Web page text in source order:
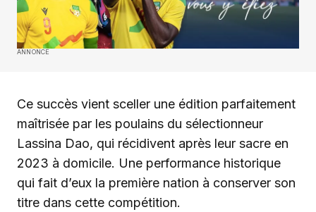
ANNONCE
Ce succès vient sceller une édition parfaitement
maîtrisée par les poulains du sélectionneur
Lassina Dao, qui récidivent après leur sacre en
2023 à domicile. Une performance historique
qui fait d’eux la première nation à conserver son
titre dans cette compétition.